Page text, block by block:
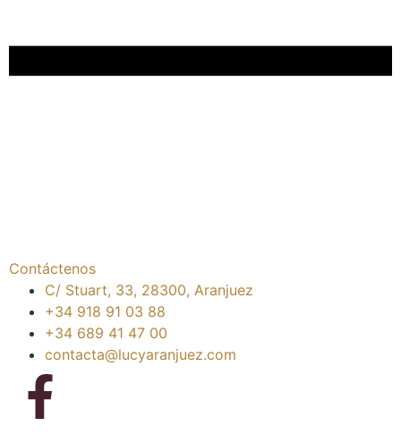
Contáctenos
C/ Stuart, 33, 28300, Aranjuez
+34 918 91 03 88
+34 689 41 47 00
contacta@lucyaranjuez.com